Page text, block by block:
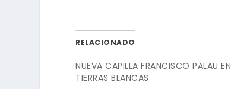
RELACIONADO
NUEVA CAPILLA FRANCISCO PALAU EN
TIERRAS BLANCAS